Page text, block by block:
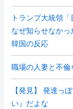
トランプ大統領
なぜ知らせなか
韓国の反応
職場の人妻と不倫
【発見】 発達っ
い』だよな